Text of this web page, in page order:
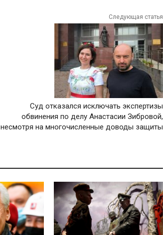
Следующая статья
Суд отказался исключать экспертизы
обвинения по делу Анастасии Зибровой,
несмотря на многочисленные доводы защиты